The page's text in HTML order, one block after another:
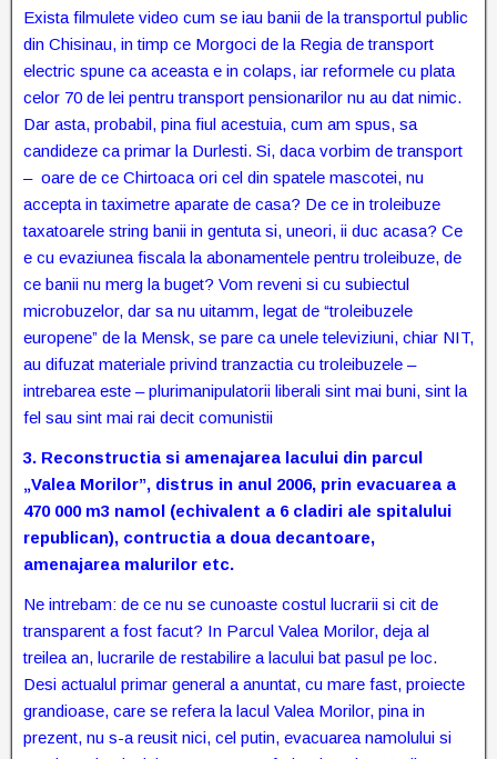
Exista filmulete video cum se iau banii de la transportul public
din Chisinau, in timp ce Morgoci de la Regia de transport
electric spune ca aceasta e in colaps, iar reformele cu plata
celor 70 de lei pentru transport pensionarilor nu au dat nimic.
Dar asta, probabil, pina fiul acestuia, cum am spus, sa
candideze ca primar la Durlesti. Si, daca vorbim de transport
– oare de ce Chirtoaca ori cel din spatele mascotei, nu
accepta in taximetre aparate de casa? De ce in troleibuze
taxatoarele string banii in gentuta si, uneori, ii duc acasa? Ce
e cu evaziunea fiscala la abonamentele pentru troleibuze, de
ce banii nu merg la buget? Vom reveni si cu subiectul
microbuzelor, dar sa nu uitamm, legat de “troleibuzele
europene” de la Mensk, se pare ca unele televiziuni, chiar NIT,
au difuzat materiale privind tranzactia cu troleibuzele –
intrebarea este – plurimanipulatorii liberali sint mai buni, sint la
fel sau sint mai rai decit comunistii
3. Reconstructia si amenajarea lacului din parcul
„Valea Morilor”, distrus in anul 2006, prin evacuarea a
470 000 m3 namol (echivalent a 6 cladiri ale spitalului
republican), contructia a doua decantoare,
amenajarea malurilor etc.
Ne intrebam: de ce nu se cunoaste costul lucrarii si cit de
transparent a fost facut? In Parcul Valea Morilor, deja al
treilea an, lucrarile de restabilire a lacului bat pasul pe loc.
Desi actualul primar general a anuntat, cu mare fast, proiecte
grandioase, care se refera la lacul Valea Morilor, pina in
prezent, nu s-a reusit nici, cel putin, evacuarea namolului si